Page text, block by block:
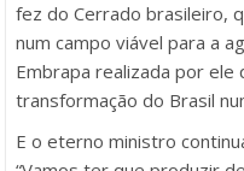
fez do Cerrado brasileiro,
num campo viável para a
Embrapa realizada por ele
transformação do Brasil
E o eterno ministro